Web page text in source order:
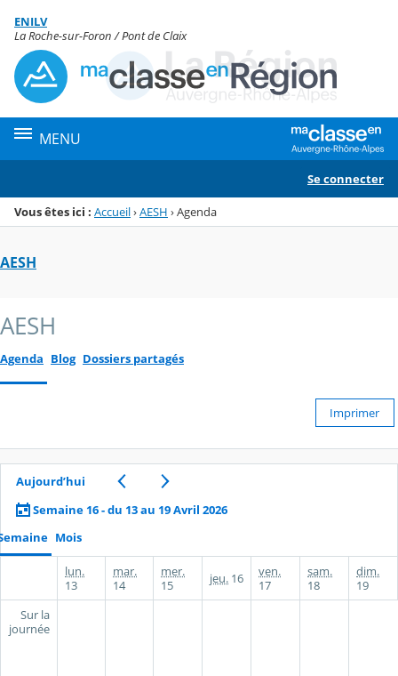
Menu de la rubrique
Contenu
ENILV
La Roche-sur-Foron / Pont de Claix
MENU
Se connecter
Vous êtes ici : Accueil›AESH ›Agenda
AESH
AESH
Agenda Blog Dossiers partagés
Imprimer
Aujourd’hui
Semaine 16 - du 13 au 19 Avril 2026
Mois
lun.
13
mar.
14
mer.
15
jeu. 16
ven.
17
sam.
18
dim.
19
Sur la
journée